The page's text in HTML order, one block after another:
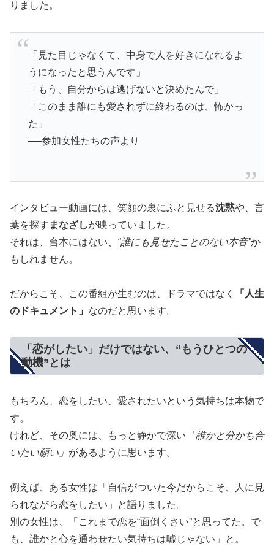
りました。
「見た目じゃなくて、中身で人を好きになれるよ
うになったと思うんです」
「もう、自分からは逃げないと決めたんで」
「このまま誰にも愛されずに終わるのは、怖かっ
た」
──参加女性たちの声より
インタビュー動画には、笑顔の裏にふと見せる沈黙や、言
葉を探す まなざしが映っていました。
それは、台本にはない、 “誰にも見せたことのない本音”か
もしれません。
だからこそ、この番組が生むのは、ドラマではなく
「人生
のドキュメント」 なのだと思います。
「恋がしたい」だけではない、“もうひとつの
動機”とは
もちろん、恋をしたい、愛されたいという気持ちは本物で
す。
けれど、その奥には、もっと静かで深い 「誰かと分かち合
いたい願い」 があるように思います。
例えば、ある女性は「自信がついた今だからこそ、人に見
られながら恋をしたい」と語りました。
別の女性は、「これまで恋を“面倒くさい”と思ってた。で
も、誰かと心を通わせたい気持ちは嘘じゃない」と。